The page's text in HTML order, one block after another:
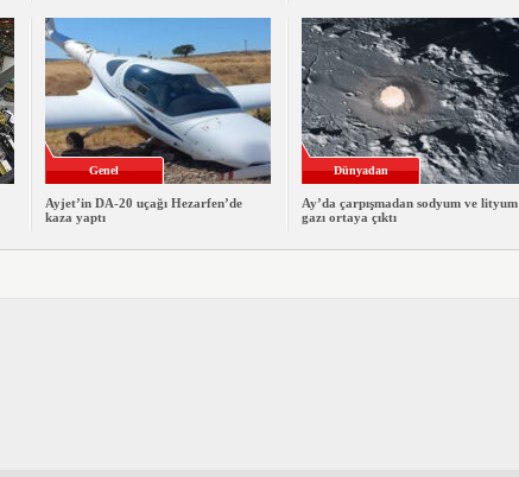
Genel
Ayjet’in DA-20 uçağı Hezarfen’de
kaza yaptı
Dünyadan
Ay’da çarpışmadan sodyum ve lityum
gazı ortaya çıktı